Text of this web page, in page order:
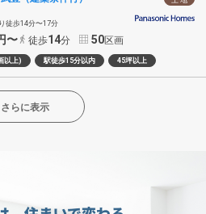
徒歩14分〜17分
〜 徒歩14分 50区画
以上) 駅徒歩15分以内 45坪以上
さらに表示